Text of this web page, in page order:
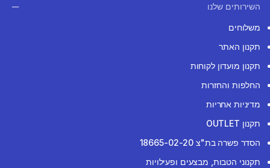
השירותים שלנו
משלוחים
תקנון האתר
תקנון מועדון לקוחות
החלפות והחזרות
מדיניות אחריות
תקנון OUTLET
הסדר פשרה בת"צ 18665-02-20
תקנוני הטבות, מבצעים ופעילויות